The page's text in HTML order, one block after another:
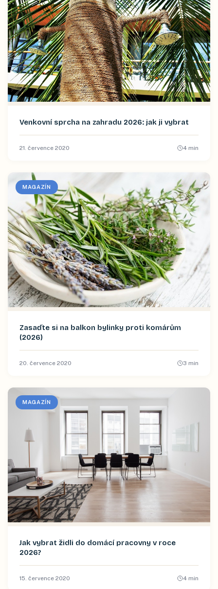
Venkovní sprcha na zahradu 2026: jak ji vybrat
21. července 2020 4 min
MAGAZÍN
Zasaďte si na balkon bylinky proti komárům
(2026)
20. července 2020 3 min
MAGAZÍN
Jak vybrat židli do domácí pracovny v roce
2026?
15. července 2020 4 min